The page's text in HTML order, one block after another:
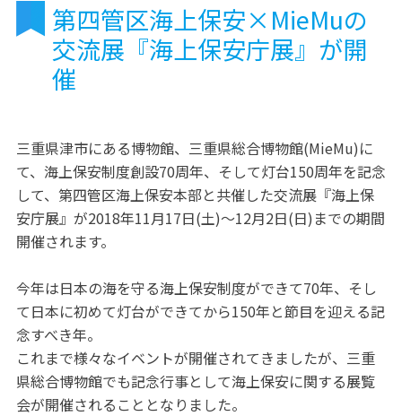
第四管区海上保安×MieMuの
交流展『海上保安庁展』が開
催
三重県津市にある博物館、三重県総合博物館(MieMu)に
て、海上保安制度創設70周年、そして灯台150周年を記念
して、第四管区海上保安本部と共催した交流展『海上保
安庁展』が2018年11月17日(土)～12月2日(日)までの期間
開催されます。
今年は日本の海を守る海上保安制度ができて70年、そし
て日本に初めて灯台ができてから150年と節目を迎える記
念すべき年。
これまで様々なイベントが開催されてきましたが、三重
県総合博物館でも記念行事として海上保安に関する展覧
会が開催されることとなりました。